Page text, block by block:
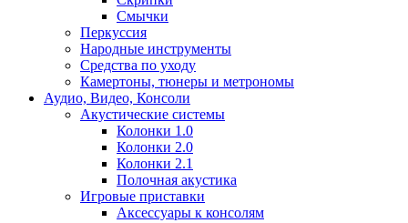
Смычки
Перкуссия
Народные инструменты
Средства по уходу
Камертоны, тюнеры и метрономы
Аудио, Видео, Консоли
Акустические системы
Колонки 1.0
Колонки 2.0
Колонки 2.1
Полочная акустика
Игровые приставки
Аксессуары к консолям